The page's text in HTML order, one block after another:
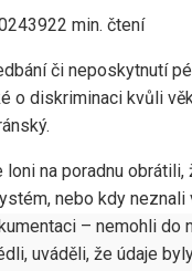
3922 min. čtení
či neposkytnutí
o diskriminaci kvůli
na poradnu
nebo kdy
– nemohli do
uváděli, že údaje